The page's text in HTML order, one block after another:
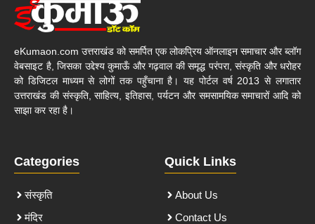
eKumaon.com उत्तराखंड को समर्पित एक लोकप्रिय ऑनलाइन समाचार और ब्लॉग
वेबसाइट है, जिसका उद्देश्य कुमाऊँ और गढ़वाल की समृद्ध परंपरा, संस्कृति और धरोहर
को डिजिटल माध्यम से लोगों तक पहुँचाना है। यह पोर्टल वर्ष 2013 से लगातार
उत्तराखंड की संस्कृति, साहित्य, इतिहास, पर्यटन और समसामयिक समाचारों आदि को
साझा कर रहा है।
Categories
संस्कृति
मंदिर
Quick Links
About Us
Contact Us